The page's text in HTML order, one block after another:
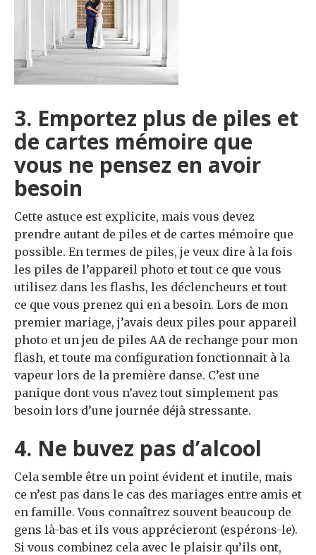
3. Emportez plus de piles et
de cartes mémoire que
vous ne pensez en avoir
besoin
Cette astuce est explicite, mais vous devez
prendre autant de piles et de cartes mémoire que
possible. En termes de piles, je veux dire à la fois
les piles de l’appareil photo et tout ce que vous
utilisez dans les flashs, les déclencheurs et tout
ce que vous prenez qui en a besoin. Lors de mon
premier mariage, j’avais deux piles pour appareil
photo et un jeu de piles AA de rechange pour mon
flash, et toute ma configuration fonctionnait à la
vapeur lors de la première danse. C’est une
panique dont vous n’avez tout simplement pas
besoin lors d’une journée déjà stressante.
4. Ne buvez pas d’alcool
Cela semble être un point évident et inutile, mais
ce n’est pas dans le cas des mariages entre amis et
en famille. Vous connaîtrez souvent beaucoup de
gens là-bas et ils vous apprécieront (espérons-le).
Si vous combinez cela avec le plaisir qu’ils ont,